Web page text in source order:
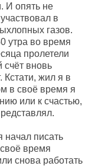
И опять не
в
газов.
утра во время
пролетели
счёт вновь
Кстати, жил я в
в своё время я
или к счастью,
начал писать
время
снова работать